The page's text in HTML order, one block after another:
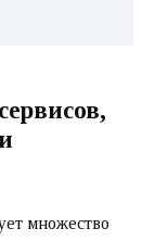
множество